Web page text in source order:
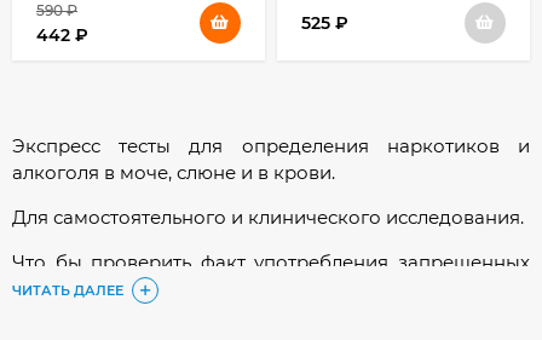
590₽
442 ₽
525 ₽
Экспресс тесты для определения наркотиков и
алкоголя в моче, слюне и в крови.
Для самостоятельного и клинического исследования.
Что бы проверить факт употребления запрещенных
веществ сегодня не обязательно посещать
ЧИТАТЬ ДАЛЕЕ